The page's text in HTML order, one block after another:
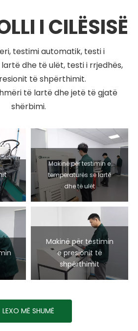
I CILËSISË
testimi automatik, testi i
dhe të ulët, testi i rrjedhës,
të shpërthimit.
të lartë dhe jetë të gjatë
shërbimi.
Makinë për testimin e
temperaturës së lartë
dhe të ulët
Makinë për testimin
e presionit të
shpërthimit
LEXO MË SHUMË